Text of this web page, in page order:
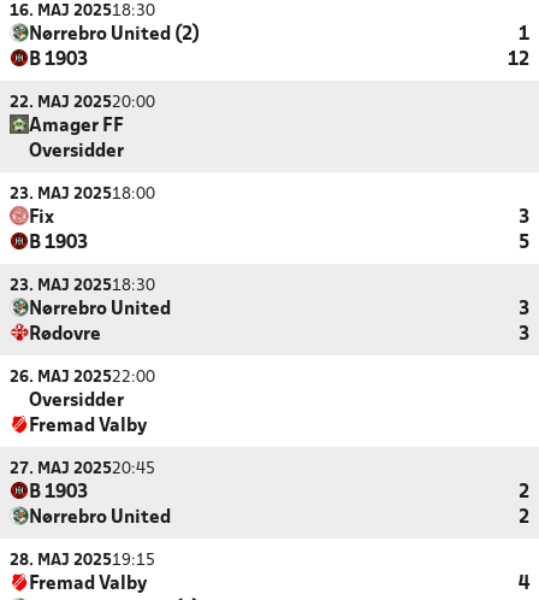
16. MAJ 202518:30
Nørrebro United (2)
1
B 1903
12
22. MAJ 202520:00
Amager FF
Oversidder
23. MAJ 202518:00
Fix
3
B 1903
5
23. MAJ 202518:30
Nørrebro United
3
Rødovre
3
26. MAJ 202522:00
Oversidder
Fremad Valby
27. MAJ 202520:45
B 1903
2
Nørrebro United
2
28. MAJ 202519:15
Fremad Valby
4